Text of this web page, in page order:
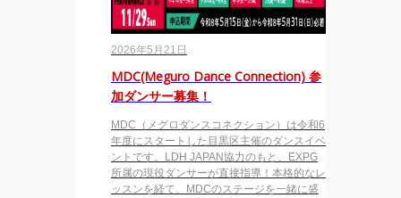
2026年5月21日
MDC(Meguro Dance Connection) 参
加ダンサー募集！
MDC（メグロダンスコネクション）は令和6
年度にスタートした目黒区主催のダンスイベ
ントです。LDH JAPAN協力のもと、EXPG
所属の現役ダンサーが直接指導！本格的なレ
ッスンを経て、MDCのステージを一緒に盛